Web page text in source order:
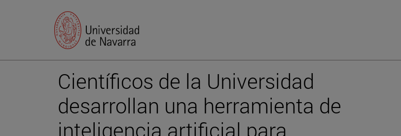
Científicos de la Universidad
desarrollan una herramienta de
inteligencia artificial para